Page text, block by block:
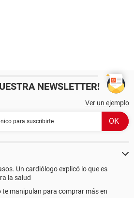
NEWSLETTER!
Ver un ejemplo
Un cardiólogo explicó lo que es
la salud
te manipulan para comprar más en